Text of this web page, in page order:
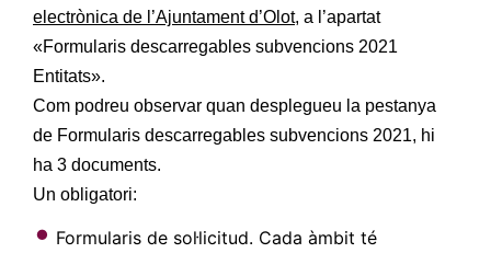
electrònica de l’Ajuntament d’Olot, a l’apartat
«Formularis descarregables subvencions 2021
Entitats».
Com podreu observar quan desplegueu la pestanya
de Formularis descarregables subvencions 2021, hi
ha 3 documents.
Un obligatori:
Formularis de sol·licitud. Cada àmbit té